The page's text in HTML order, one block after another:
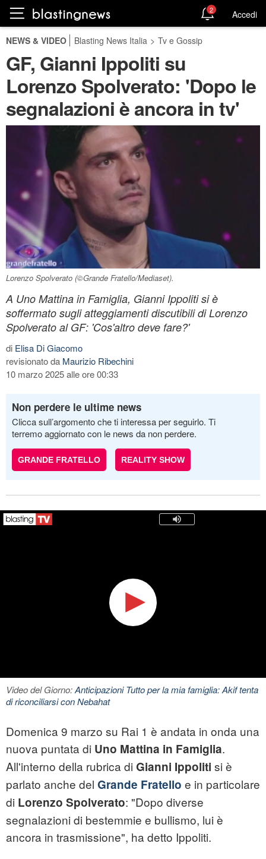
2 Accedi
NEWS & VIDEO Blasting News Italia > Tv e Gossip
GF, Gianni Ippoliti su
Lorenzo Spolverato: 'Dopo le
segnalazioni è ancora in tv'
Lorenzo Spolverato (©Grande Fratello/Mediaset).
A Uno Mattina in Famiglia, Gianni Ippoliti si è
soffermato sugli atteggiamenti discutibili di Lorenzo
Spolverato al GF: 'Cos'altro deve fare?'
di Elisa Di Giacomo
revisionato da Maurizio Ribechini
10 marzo 2025 alle ore 00:33
Non perdere le ultime news
Clicca sull’argomento che ti interessa per seguirlo. Ti
terremo aggiornato con le news da non perdere.
GRANDE FRATELLO REALITY SHOW
Video del Giorno:Anticipazioni Tutto per la mia famiglia: Akif tenta
di riconciliarsi con Nebahat
Domenica 9 marzo su Rai 1 è andata in onda una
nuova puntata di Uno Mattina in Famiglia.
All'interno della rubrica di Gianni Ippoliti si è
parlato anche del Grande Fratello e in particolare
di Lorenzo Spolverato: "Dopo diverse
segnalazioni di bestemmie e bullismo, lui è
ancora in trasmissione", ha detto Ippoliti.